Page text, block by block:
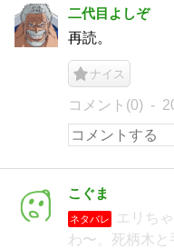
二代目よしぞ
再読。
ナイス
コメント(0)
こぐま
ネタバレ
エリち
わ〜。死柄木